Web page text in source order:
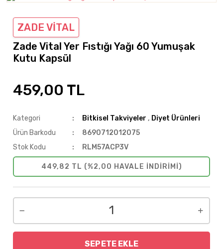
ZADE VİTAL
Zade Vital Yer Fıstığı Yağı 60 Yumuşak
Kutu Kapsül
459,00 TL
Kategori Bitkisel Takviyeler , Diyet Ürünleri
Ürün Barkodu
8690712012075
Stok Kodu
RLM57ACP3V
449,82 TL (%2,00 HAVALE INDIRIMI)
SEPETE EKLE